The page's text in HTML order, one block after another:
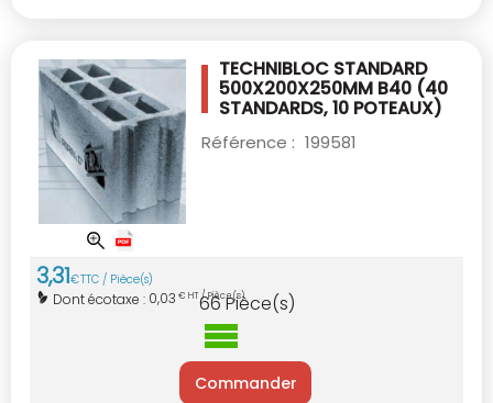
TECHNIBLOC STANDARD
500X200X250MM B40 (40
STANDARDS, 10 POTEAUX)
Référence : 199581
3,31€TTC / Pièce(s)
Dont écotaxe : 0,03 € HT / Pièce(s)
66Pièce(s)
Commander